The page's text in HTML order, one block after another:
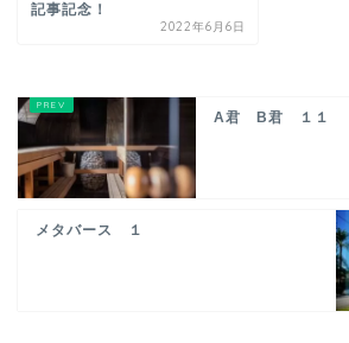
記事記念！
2022年6月6日
A君 B君 １１
メタバース １